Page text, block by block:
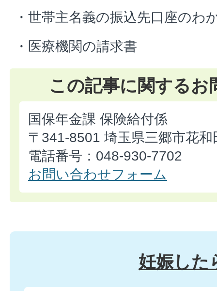
・世帯主名義の振込先口座のわ
・医療機関の請求書
この記事に関するお
国保年金課 保険給付係
〒341-8501 埼玉県三郷市花
電話番号：048-930-7702
お問い合わせフォーム
妊娠した